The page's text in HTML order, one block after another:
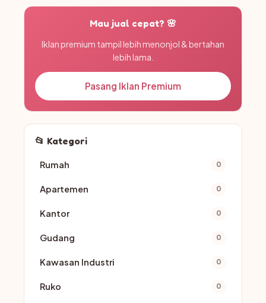
Mau jual cepat? 🌸
Iklan premium tampil lebih menonjol & bertahan
lebih lama.
Pasang Iklan Premium
📂 Kategori
Rumah 0
Apartemen 0
Kantor 0
Gudang 0
Kawasan Industri 0
Ruko 0